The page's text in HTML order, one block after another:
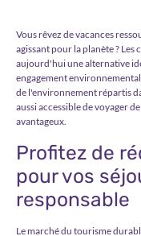
Vous rêvez de vacances
agissant pour la planète ?
aujourd'hui une alternative
engagement
de l'environnement répartis
aussi accessible de voyager
avantageux.
Profitez de
pour vos
responsable
Le marché du tourisme